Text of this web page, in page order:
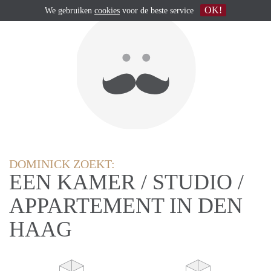
DOMINICK ZOEKT:
EEN KAMER / STUDIO /
APPARTEMENT IN DEN
HAAG
We gebruiken cookies voor de beste service OK!